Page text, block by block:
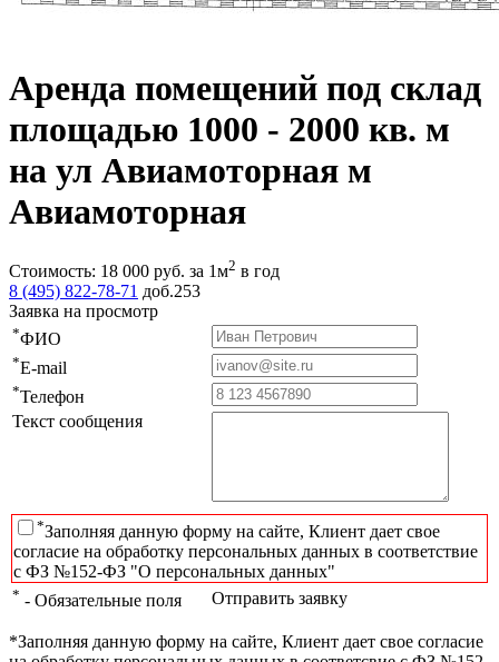
Аренда помещений под склад
площадью 1000 - 2000 кв. м
на ул Авиамоторная м
Авиамоторная
Стоимость: 18 000 руб. за 1м2 в год
8 (495) 822-78-71 доб.253
Заявка на просмотр
*ФИО
*E-mail
*Телефон
Текст сообщения
*Заполняя данную форму на сайте, Клиент дает свое
согласие на обработку персональных данных в соответствие
с ФЗ №152-ФЗ "О персональных данных"
* - Обязательные поля Отправить заявку
*Заполняя данную форму на сайте, Клиент дает свое согласие